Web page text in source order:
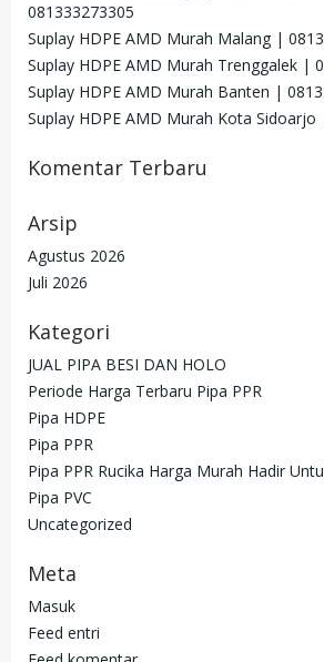
081333273305
Suplay HDPE AMD Murah Malang |
Suplay HDPE AMD Murah Trenggalek |
Suplay HDPE AMD Murah Banten |
Suplay HDPE AMD Murah Kota
Komentar Terbaru
Arsip
Agustus 2026
Juli 2026
Kategori
JUAL PIPA BESI DAN HOLO
Periode Harga Terbaru Pipa PPR
Pipa HDPE
Pipa PPR
Pipa PPR Rucika Harga Murah Hadir
Pipa PVC
Uncategorized
Meta
Masuk
Feed entri